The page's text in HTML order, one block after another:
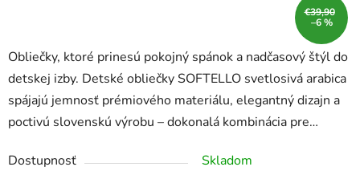
Obliečky, ktoré prinesú pokojný spánok a nadčasový štýl do
detskej izby. Detské obliečky SOFTELLO svetlosivá arabica
spájajú jemnosť prémiového materiálu, elegantný dizajn a
poctivú slovenskú výrobu – dokonalá kombinácia pre…
Dostupnosť
Skladom
€39,90
–6 %